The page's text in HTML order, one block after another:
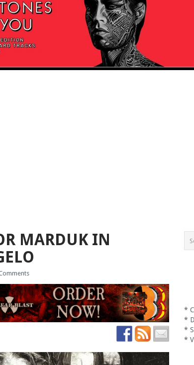
MARDUK IN
*
*
*
*